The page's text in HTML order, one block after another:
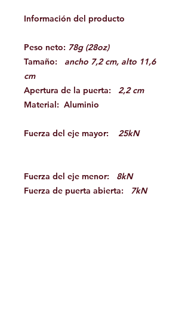
Información del producto
Peso neto: 78g (28oz)
Tamaño:
ancho 7,2 cm, alto 11,6
cm
Apertura de la puerta:
2,2 cm
Material: Aluminio
Fuerza del eje mayor: 25kN
Fuerza del eje menor:
8kN
Fuerza de puerta abierta: 7kN